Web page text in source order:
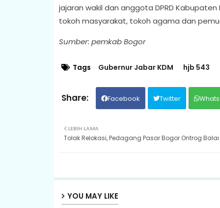
jajaran wakil dan anggota DPRD
tokoh masyarakat, tokoh agama dan
Sumber: pemkab Bogor
Tags Gubernur Jabar KDM hjb 543
Facebook Twitter
LEBIH LAMA
Tolak Relokasi, Pedagang Pasar Bogor Ontrog
YOU MAY LIKE